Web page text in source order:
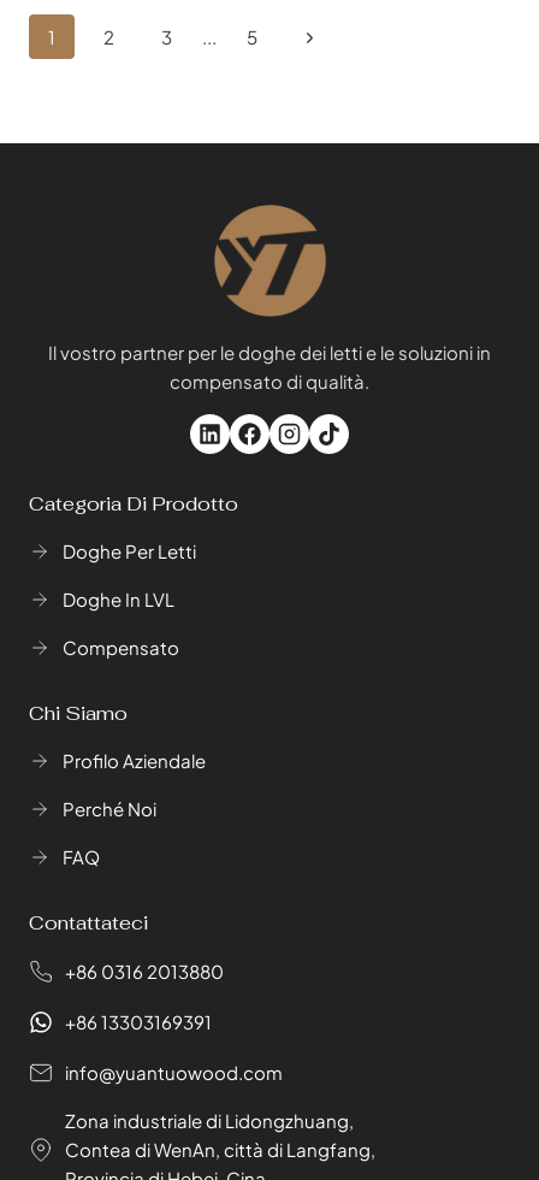
PER
Navigazione
Pagina
1 2 3 ... 5
Pagina
Il vostro partner per le doghe dei letti e le soluzioni in
compensato di qualità.
Categoria Di Prodotto
Doghe Per Letti
Doghe In LVL
Compensato
Chi Siamo
Profilo Aziendale
Perché Noi
FAQ
Contattateci
+86 0316 2013880
+86 13303169391
info@yuantuowood.com
Zona industriale di Lidongzhuang,
Contea di WenAn, città di Langfang,